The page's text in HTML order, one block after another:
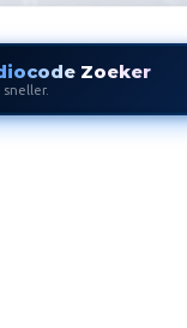
Zoeker
sneller.